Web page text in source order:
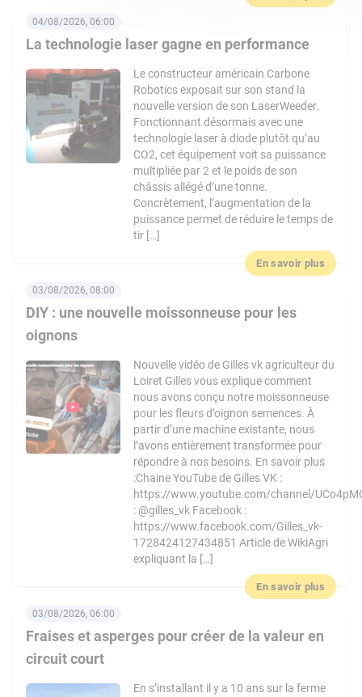
La technologie laser gagne en performance
04/08/2026, 06:00
Le constructeur américain Carbone
Robotics exposait sur son stand la
nouvelle version de son LaserWeeder.
Fonctionnant désormais avec une
technologie laser à diode plutôt qu’au
CO2, cet équipement voit sa puissance
multipliée par 2 et le poids de son
châssis allégé d’une tonne.
Concrètement, l’augmentation de la
puissance permet de réduire le temps de
tir […]
En savoir plus
DIY : une nouvelle moissonneuse pour les
oignons
03/08/2026, 08:00
Nouvelle vidéo de Gilles vk agriculteur du
Loiret Gilles vous explique comment
nous avons conçu notre moissonneuse
pour les fleurs d’oignon semences. À
partir d’une machine existante, nous
l’avons entièrement transformée pour
répondre à nos besoins. En savoir plus
:Chaine YouTube de Gilles VK :
https://www.youtube.com/channel/
: @gilles_vk Facebook :
https://www.facebook.com/Gilles_vk-
1728424127434851 Article de WikiAgri
expliquant la […]
En savoir plus
Fraises et asperges pour créer de la valeur en
circuit court
03/08/2026, 06:00
En s’installant il y a 10 ans sur la ferme